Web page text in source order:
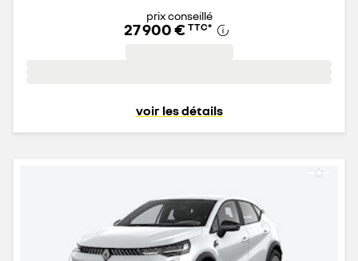
prix conseillé
27 900 € TTC*
voir les détails